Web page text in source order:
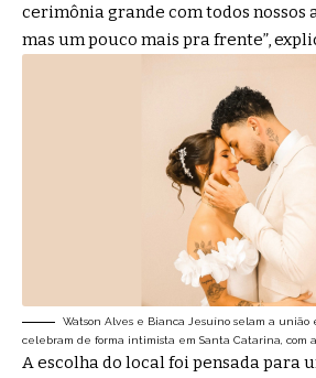
cerimônia grande com todos nossos
mas um pouco mais pra frente”,
Watson Alves e Bianca Jesuíno selam a união
celebram de forma intimista em Santa Catarina, com a
A escolha do local foi pensada para